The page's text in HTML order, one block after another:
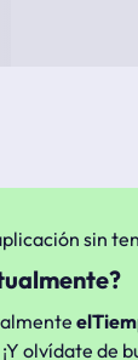
sin
olvídate de